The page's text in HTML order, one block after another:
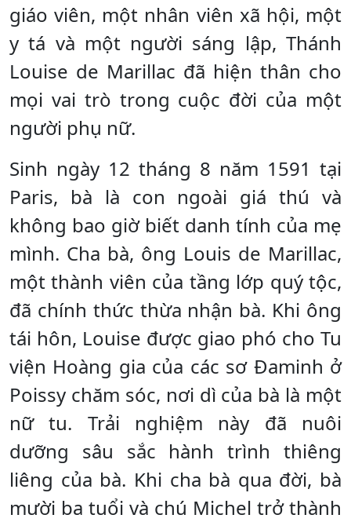
giáo viên, một nhân viên xã hội, một
y tá và một người sáng lập, Thánh
Louise de Marillac đã hiện thân cho
mọi vai trò trong cuộc đời của một
người phụ nữ.
Sinh ngày 12 tháng 8 năm 1591 tại
Paris, bà là con ngoài giá thú và
không bao giờ biết danh tính của mẹ
mình. Cha bà, ông Louis de Marillac,
một thành viên của tầng lớp quý tộc,
đã chính thức thừa nhận bà. Khi ông
tái hôn, Louise được giao phó cho Tu
viện Hoàng gia của các sơ Đaminh ở
Poissy chăm sóc, nơi dì của bà là một
nữ tu. Trải nghiệm này đã nuôi
dưỡng sâu sắc hành trình thiêng
liêng của bà. Khi cha bà qua đời, bà
mười ba tuổi và chú Michel trở thành